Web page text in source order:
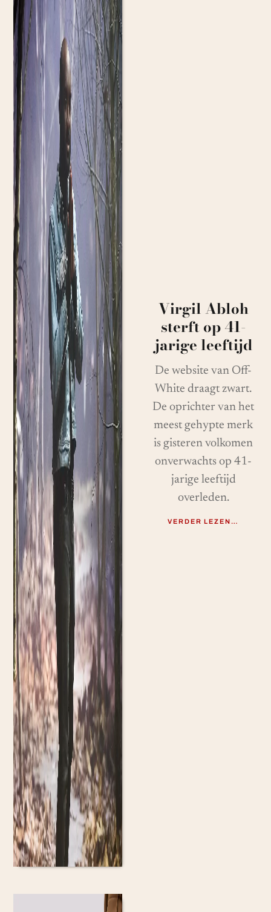
Virgil Abloh
sterft op 41-
jarige leeftijd
De website van Off-
White draagt ​​zwart.
De oprichter van het
meest gehypte merk
is gisteren volkomen
onverwachts op 41-
jarige leeftijd
overleden.
VERDER LEZEN…